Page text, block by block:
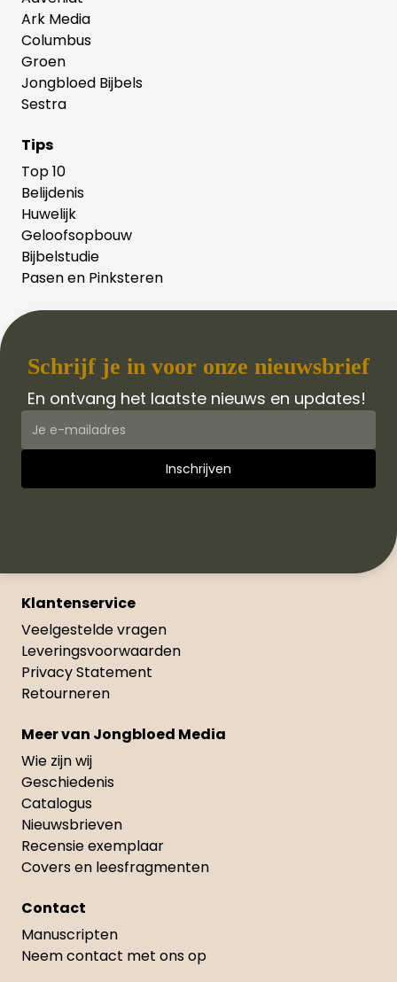
Ark Media
Columbus
Groen
Jongbloed Bijbels
Sestra
Tips
Top 10
Belijdenis
Huwelijk
Geloofsopbouw
Bijbelstudie
Pasen en Pinksteren
Schrijf je in voor onze nieuwsbrief
En ontvang het laatste nieuws en updates!
Klantenservice
Veelgestelde vragen
Leveringsvoorwaarden
Privacy Statement
Retourneren
Meer van Jongbloed Media
Wie zijn wij
Geschiedenis
Catalogus
Nieuwsbrieven
Recensie exemplaar
Covers en leesfragmenten
Contact
Manuscripten
Neem contact met ons op